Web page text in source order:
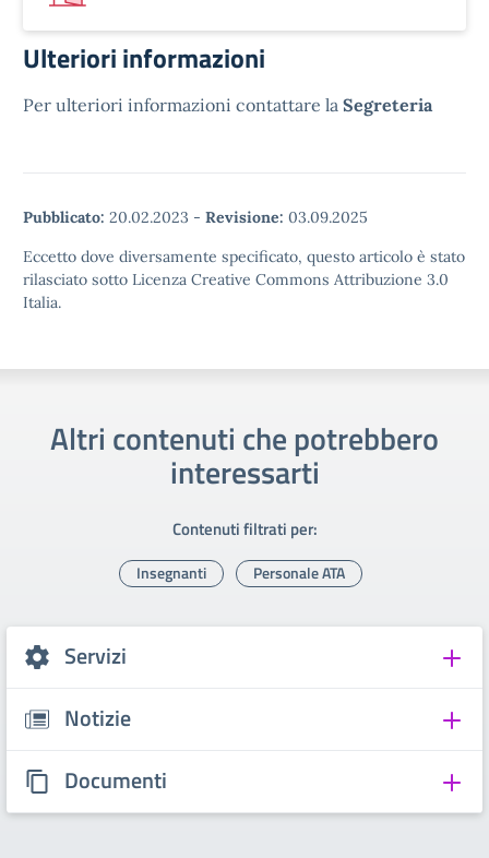
Ulteriori informazioni
Per ulteriori informazioni contattare la Segreteria
Pubblicato: 20.02.2023 - Revisione: 03.09.2025
Eccetto dove diversamente specificato, questo articolo è stato
rilasciato sotto Licenza Creative Commons Attribuzione 3.0
Italia.
Altri contenuti che potrebbero
interessarti
Contenuti filtrati per:
Insegnanti Personale ATA
Servizi
Notizie
Documenti